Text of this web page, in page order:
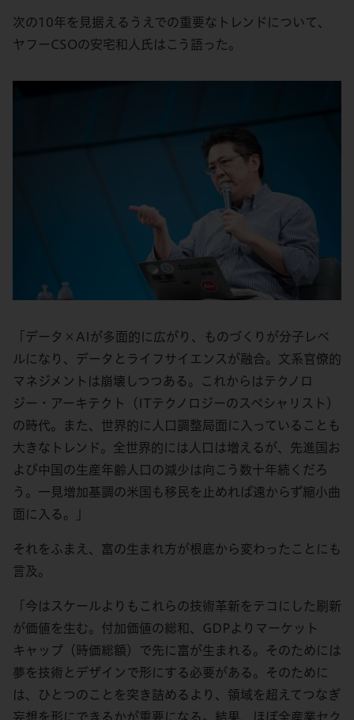
次の10年を見据えるうえでの重要なトレンドについて、
ヤフーCSOの安宅和人氏はこう語った。
「データ×AIが多面的に広がり、ものづくりが分子レベ
ルになり、データとライフサイエンスが融合。文系官僚的
マネジメントは崩壊しつつある。これからはテクノロ
ジー・アーキテクト（ITテクノロジーのスペシャリスト）
の時代。また、世界的に人口調整局面に入っていることも
大きなトレンド。全世界的には人口は増えるが、先進国お
よび中国の生産年齢人口の減少は向こう数十年続くだろ
う。一見増加基調の米国も移民を止めれば遠からず縮小曲
面に入る。」
それをふまえ、富の生まれ方が根底から変わったことにも
言及。
「今はスケールよりもこれらの技術革新をテコにした刷新
が価値を生む。付加価値の総和、GDPよりマーケット
キャップ（時価総額）で先に富が生まれる。そのためには
夢を技術とデザインで形にする必要がある。そのために
は、ひとつのことを突き詰めるより、領域を超えてつなぎ
妄想を形にできるかが重要になる。結果、ほぼ全産業セク